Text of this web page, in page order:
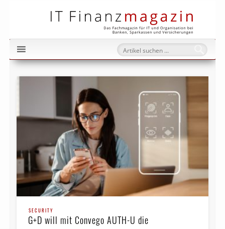
SECURITY
G+D will mit Convego AUTH-U die